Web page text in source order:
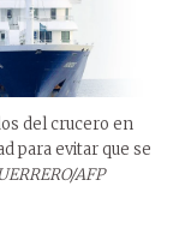
del crucero en
para evitar que se
AFP